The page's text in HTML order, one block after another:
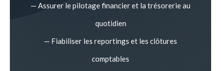
— Assurer le pilotage financier et la trésorerie au
quotidien
— Fiabiliser les reportings et les clôtures
comptables